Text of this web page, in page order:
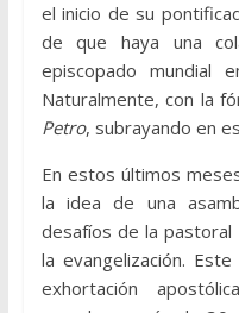
el inicio de su
de que haya una
episcopado mundial
Naturalmente, con la
Petro, subrayando en
En estos últimos
la idea de una
desafíos de la
la evangelización.
exhortación